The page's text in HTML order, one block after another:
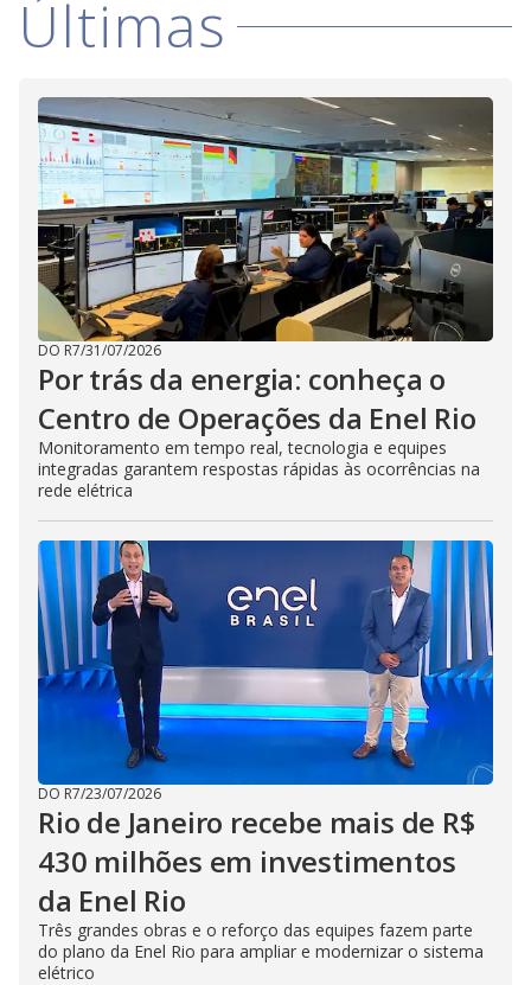
V
i
d
e
o
Últimas
DO R7/31/07/2026
Por trás da energia: conheça o
Centro de Operações da Enel Rio
Monitoramento em tempo real, tecnologia e equipes
integradas garantem respostas rápidas às ocorrências na
rede elétrica
DO R7/23/07/2026
Rio de Janeiro recebe mais de R$
430 milhões em investimentos
da Enel Rio
Três grandes obras e o reforço das equipes fazem parte
do plano da Enel Rio para ampliar e modernizar o sistema
elétrico